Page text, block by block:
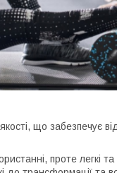
що забезпечує
проте легкі